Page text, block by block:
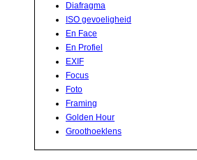
Diafragma
ISO gevoeligheid
En Face
En Profiel
EXIF
Focus
Foto
Framing
Golden Hour
Groothoeklens